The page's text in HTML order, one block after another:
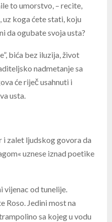
to umorstvo, – recite,
uz koga ćete stati, koju
da ogubate svoja usta?
bića bez iluzija, život
nadmetanje sa
će riječ usahnuti i
usta.
i zalet ljudskog govora da
uznese iznad poetike
vijenac od tunelije.
Roso. Jedini most na
sa kojeg u vodu